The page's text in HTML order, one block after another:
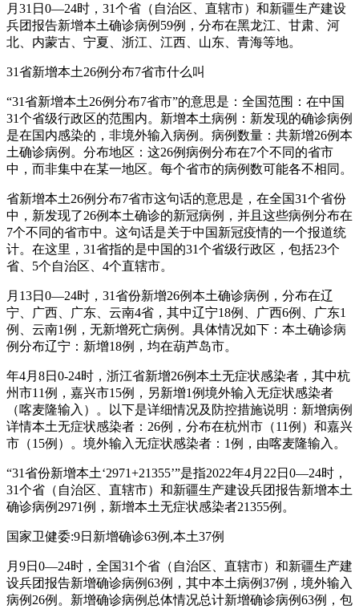
月31日0—24时，31个省（自治区、直辖市）和新疆生产建设
兵团报告新增本土确诊病例59例，分布在黑龙江、甘肃、河
北、内蒙古、宁夏、浙江、江西、山东、青海等地。
31省新增本土26例分布7省市什么叫
“31省新增本土26例分布7省市”的意思是：全国范围：在中国
31个省级行政区的范围内。新增本土病例：新发现的确诊病例
是在国内感染的，非境外输入病例。病例数量：共新增26例本
土确诊病例。分布地区：这26例病例分布在7个不同的省市
中，而非集中在某一地区。每个省市的病例数可能各不相同。
省新增本土26例分布7省市这句话的意思是，在全国31个省份
中，新发现了26例本土确诊的新冠病例，并且这些病例分布在
7个不同的省市中。这句话是关于中国新冠疫情的一个报道统
计。在这里，31省指的是中国的31个省级行政区，包括23个
省、5个自治区、4个直辖市。
月13日0—24时，31省份新增26例本土确诊病例，分布在辽
宁、广西、广东、云南4省，其中辽宁18例、广西6例、广东1
例、云南1例，无新增死亡病例。具体情况如下：本土确诊病
例分布辽宁：新增18例，均在葫芦岛市。
年4月8日0-24时，浙江省新增26例本土无症状感染者，其中杭
州市11例，嘉兴市15例，另新增1例境外输入无症状感染者
（喀麦隆输入）。以下是详细情况及防控措施说明：新增病例
详情本土无症状感染者：26例，分布在杭州市（11例）和嘉兴
市（15例）。境外输入无症状感染者：1例，由喀麦隆输入。
“31省份新增本土‘2971+21355’”是指2022年4月22日0—24时，
31个省（自治区、直辖市）和新疆生产建设兵团报告新增本土
确诊病例2971例，新增本土无症状感染者21355例。
国家卫健委:9日新增确诊63例,本土37例
月9日0—24时，全国31个省（自治区、直辖市）和新疆生产建
设兵团报告新增确诊病例63例，其中本土病例37例，境外输入
病例26例。新增确诊病例总体情况总计新增确诊病例63例，包